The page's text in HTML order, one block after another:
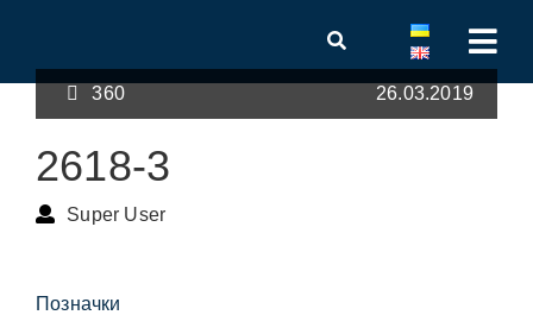
360 26.03.2019
2618-3
Super User
Позначки